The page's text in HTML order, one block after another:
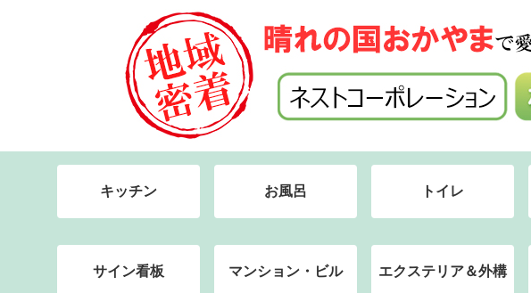
キッチン お風呂 トイレ
サイン看板 マンション・ビル エクステリア＆外構